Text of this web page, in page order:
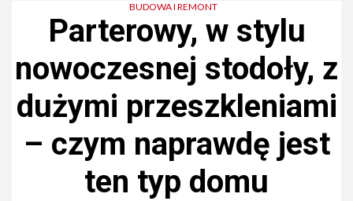
BUDOWA I REMONT
Parterowy, w stylu
nowoczesnej stodoły, z
dużymi przeszkleniami
– czym naprawdę jest
ten typ domu